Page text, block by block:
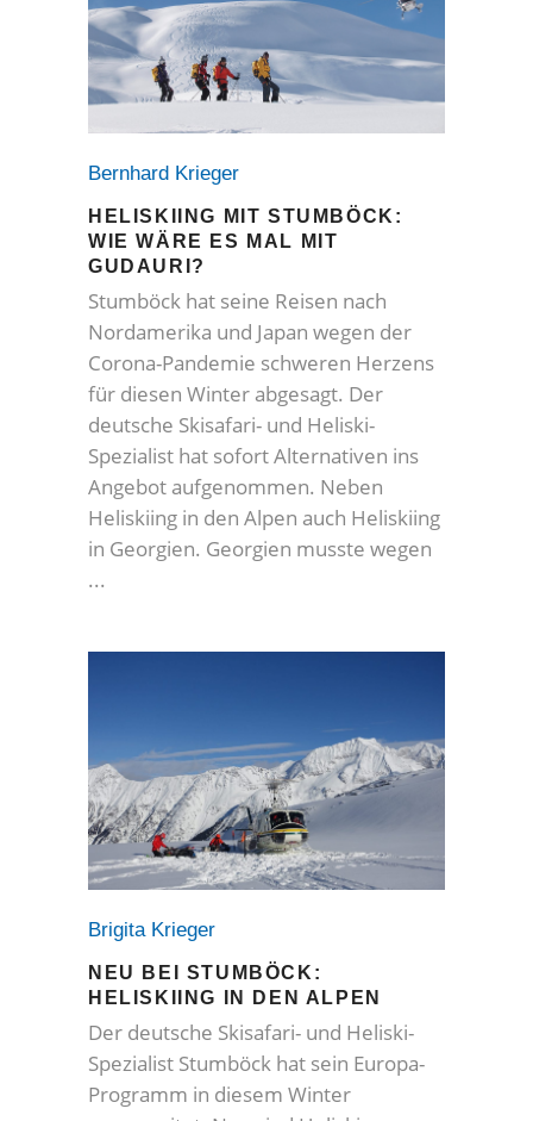
Bernhard Krieger
HELISKIING MIT STUMBÖCK:
WIE WÄRE ES MAL MIT
GUDAURI?
Stumböck hat seine Reisen nach
Nordamerika und Japan wegen der
Corona-Pandemie schweren Herzens
für diesen Winter abgesagt. Der
deutsche Skisafari- und Heliski-
Spezialist hat sofort Alternativen ins
Angebot aufgenommen. Neben
Heliskiing in den Alpen auch Heliskiing
in Georgien. Georgien musste wegen
Brigita Krieger
NEU BEI STUMBÖCK:
HELISKIING IN DEN ALPEN
Der deutsche Skisafari- und Heliski-
Spezialist Stumböck hat sein Europa-
Programm in diesem Winter